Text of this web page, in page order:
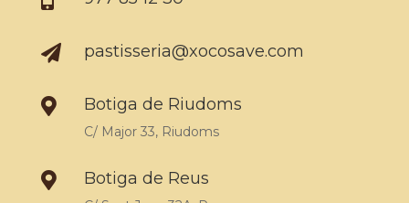
 pastisseria@xocosave.com
 Botiga de Riudoms
C/ Major 33, Riudoms
 Botiga de Reus